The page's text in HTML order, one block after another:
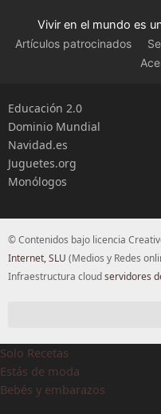
Vivir en el mundo es
Artículos patrocinados
Educación 2.0
Dominio Mundial
Navidad.es
Juguetes.org
Monólogos
© Contenidos bajo licencia
Internet, SLU (Medios y Redes
Infraestructura cloudservidores
Solo Recetas
Estás de moda
Bebés y embarazos